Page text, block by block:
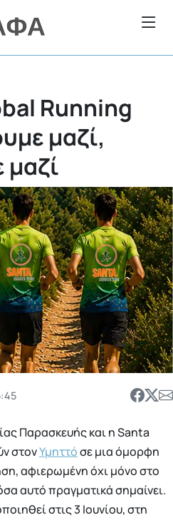
Running
μαζί,
μαζί
Παρασκευής και η Santa
στονΥμηττόσε μια όμορφη
αφιερωμένη όχι μόνο στο
αυτό πραγματικά σημαίνει.
στις 3 Ιουνίου, στη